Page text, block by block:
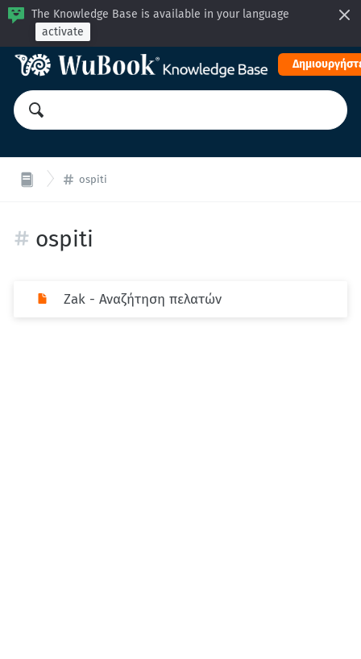
The Knowledge Base is available in your language
activate
ospiti
ospiti
Zak - Αναζήτηση πελατών